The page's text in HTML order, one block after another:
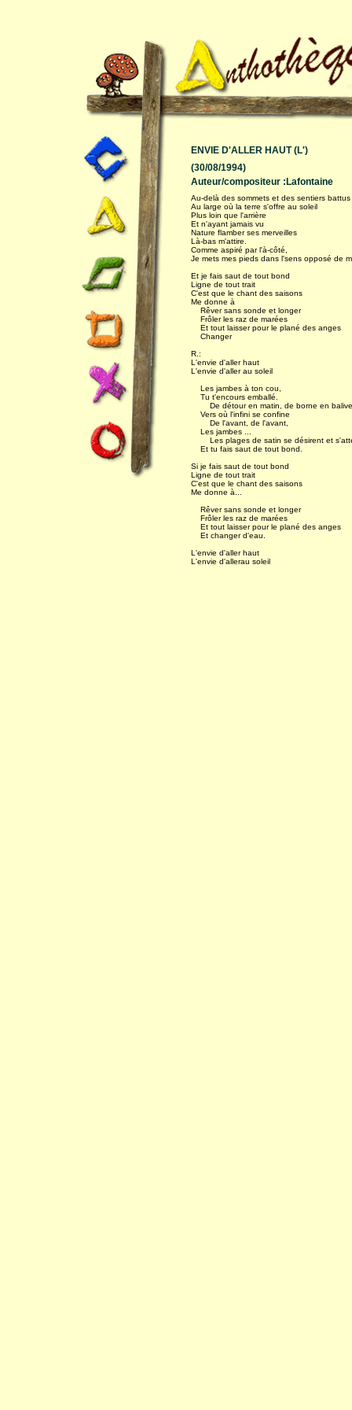
ENVIE D'ALLER HAUT (L')
(30/08/1994)
Auteur/compositeur :Lafontaine
Au-delà des sommets et des sentiers battus
Au large où la terre s'offre au soleil
Plus loin que l'arrière
Et n'ayant jamais vu
Nature flamber ses merveilles
Là-bas m'attire.
Comme aspiré par l'à-côté,
Je mets mes pieds dans l'sens opposé de
Et je fais saut de tout bond
Ligne de tout trait
C'est que le chant des saisons
Me donne à
Rêver sans sonde et longer
Frôler les raz de marées
Et tout laisser pour le plané des anges
Changer
R.:
L'envie d'aller haut
L'envie d'aller au soleil
Les jambes à ton cou,
Tu t'encours emballé.
De détour en matin, de borne en
Vers où l'infini se confine
De l'avant, de l'avant,
Les jambes ...
Les plages de satin se désirent et
Et tu fais saut de tout bond.
Si je fais saut de tout bond
Ligne de tout trait
C'est que le chant des saisons
Me donne à...
Rêver sans sonde et longer
Frôler les raz de marées
Et tout laisser pour le plané des anges
Et changer d'eau.
L'envie d'aller haut
L'envie d'allerau soleil